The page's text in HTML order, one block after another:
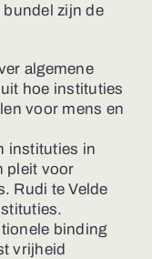
bundel zijn de
algemene
hoe instituties
voor mens en
instituties in
pleit voor
Rudi te Velde
binding
vrijheid